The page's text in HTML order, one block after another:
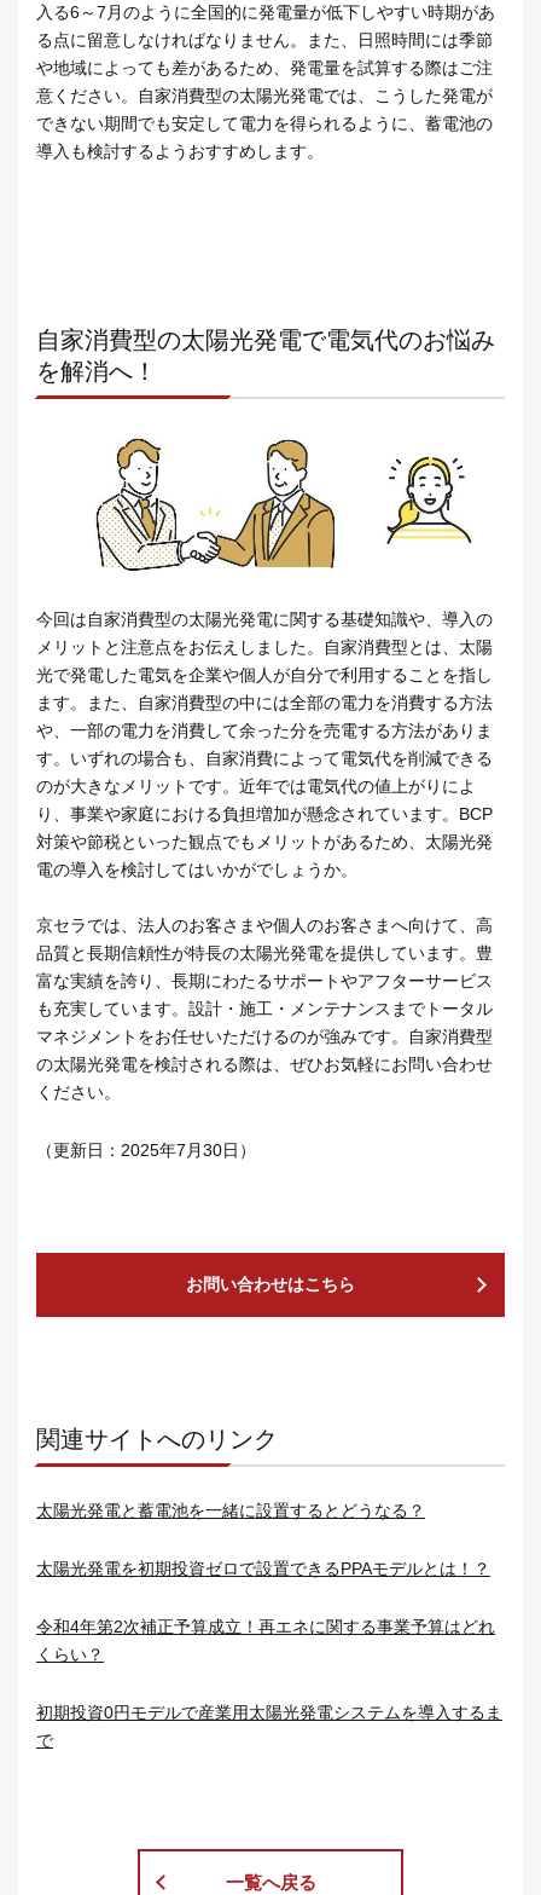
入る6～7月のように全国的に発電量が低下しやすい時期があ
る点に留意しなければなりません。また、日照時間には季節
や地域によっても差があるため、発電量を試算する際はご注
意ください。自家消費型の太陽光発電では、こうした発電が
できない期間でも安定して電力を得られるように、蓄電池の
導入も検討するようおすすめします。
自家消費型の太陽光発電で電気代のお悩み
を解消へ！
今回は自家消費型の太陽光発電に関する基礎知識や、導入の
メリットと注意点をお伝えしました。自家消費型とは、太陽
光で発電した電気を企業や個人が自分で利用することを指し
ます。また、自家消費型の中には全部の電力を消費する方法
や、一部の電力を消費して余った分を売電する方法がありま
す。いずれの場合も、自家消費によって電気代を削減できる
のが大きなメリットです。近年では電気代の値上がりによ
り、事業や家庭における負担増加が懸念されています。BCP
対策や節税といった観点でもメリットがあるため、太陽光発
電の導入を検討してはいかがでしょうか。
京セラでは、法人のお客さまや個人のお客さまへ向けて、高
品質と長期信頼性が特長の太陽光発電を提供しています。豊
富な実績を誇り、長期にわたるサポートやアフターサービス
も充実しています。設計・施工・メンテナンスまでトータル
マネジメントをお任せいただけるのが強みです。自家消費型
の太陽光発電を検討される際は、ぜひお気軽にお問い合わせ
ください。
（更新日：2025年7月30日）
お問い合わせはこちら
関連サイトへのリンク
太陽光発電と蓄電池を一緒に設置するとどうなる？
太陽光発電を初期投資ゼロで設置できるPPAモデルとは！？
令和4年第2次補正予算成立！再エネに関する事業予算はどれ
くらい？
初期投資0円モデルで産業用太陽光発電システムを導入するま
で
一覧へ戻る